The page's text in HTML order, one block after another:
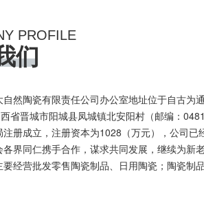
PROFILE
们
自然陶瓷有限责任公司办公室地址位于自古为
省晋城市阳城县凤城镇北安阳村（邮编：
注册成立，注册资本为1028（万元），公司已
界同仁携手合作，谋求共同发展，继续为新
经营批发零售陶瓷制品、日用陶瓷；陶瓷制